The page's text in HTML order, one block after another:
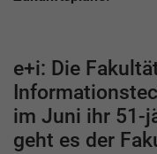
e+i: Die
im Juni ihr 51-
geht es der